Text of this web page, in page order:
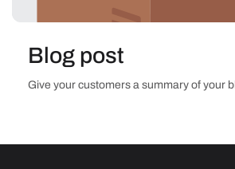
Blog post
Give your customers a summary of your